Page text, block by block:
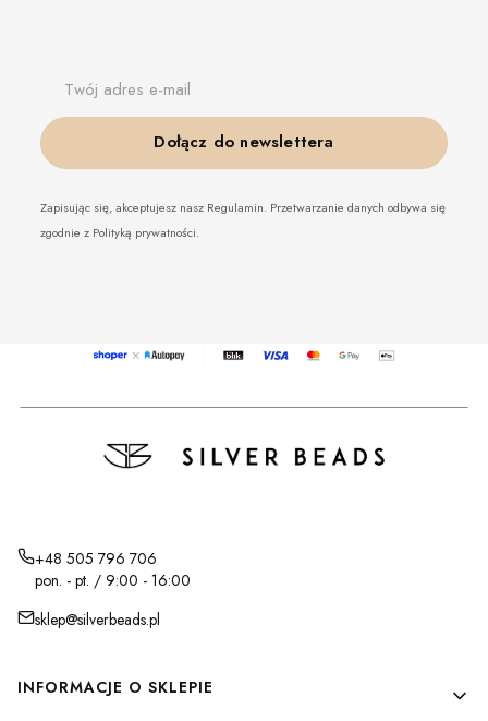
Twój adres e-mail
Dołącz do newslettera
Zapisując się, akceptujesz nasz Regulamin. Przetwarzanie danych odbywa się
zgodnie z Polityką prywatności.
+48 505 796 706
pon. - pt. / 9:00 - 16:00
sklep@silverbeads.pl
Linki w stopce
INFORMACJE O SKLEPIE